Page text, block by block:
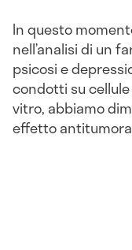
In questo
nell’analisi di un
psicosi e
condotti su
vitro, abbiamo
effetto